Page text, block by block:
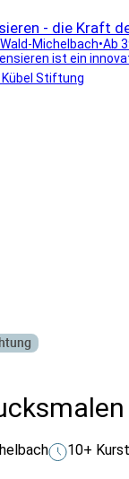
- die Kraft
Wald-Michelbach•Ab
ist ein
Stiftung
10+